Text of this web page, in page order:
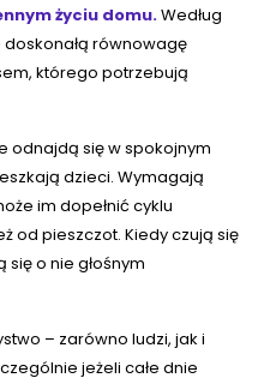
życiu domu.Według
doskonałą równowagę
którego potrzebują
odnajdą się w spokojnym
dzieci. Wymagają
im dopełnić cyklu
od pieszczot. Kiedy czują się
o nie głośnym
– zarówno ludzi, jak i
jeżeli całe dnie